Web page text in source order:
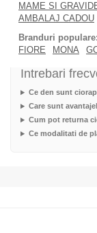
MAME SI
AMBALAJ CADOU
Branduri populare:
FIORE
MONA
Intrebari
Ce den sunt
Care sunt
Cum pot returna
Ce modalitati de